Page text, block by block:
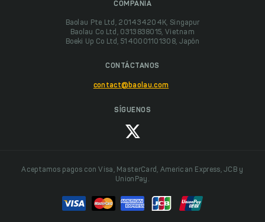
COMPAÑÍA
Baolau Pte Ltd, 201434204K, Singapur
Baolau Co Ltd, 0313838015, Vietnam
Boeki Up Co Ltd, 5140001101308, Japón
CONTÁCTANOS
contact@baolau.com
SÍGUENOS
Aceptamos pagos con Visa, MasterCard, American Express, JCB y
UnionPay.